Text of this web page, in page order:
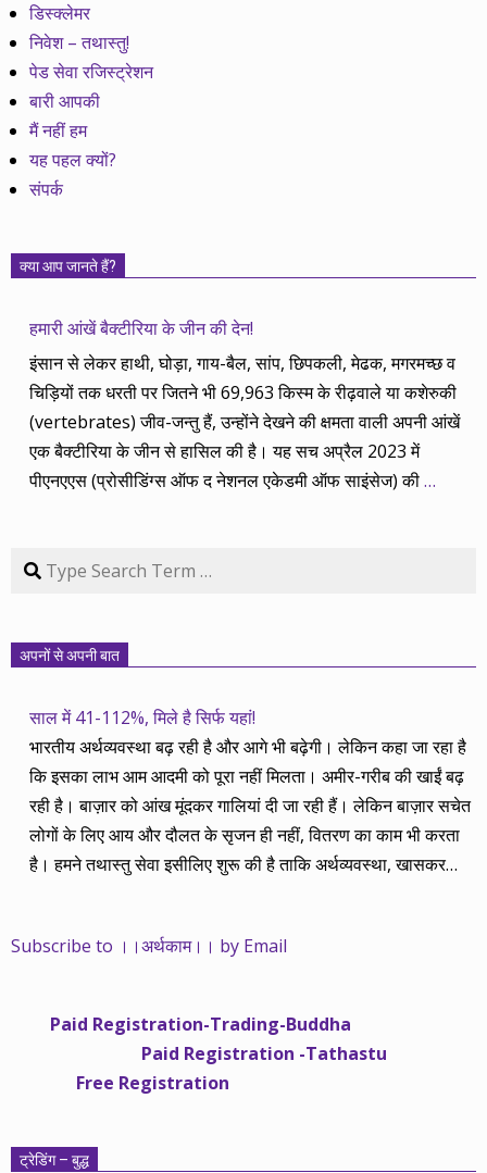
डिस्क्लेमर
निवेश – तथास्तु!
पेड सेवा रजिस्ट्रेशन
बारी आपकी
मैं नहीं हम
यह पहल क्यों?
संपर्क
क्या आप जानते हैं?
हमारी आंखें बैक्टीरिया के जीन की देन!
इंसान से लेकर हाथी, घोड़ा, गाय-बैल, सांप, छिपकली, मेढक, मगरमच्छ व
चिड़ियों तक धरती पर जितने भी 69,963 किस्म के रीढ़वाले या कशेरुकी
(vertebrates) जीव-जन्तु हैं, उन्होंने देखने की क्षमता वाली अपनी आंखें
एक बैक्टीरिया के जीन से हासिल की है। यह सच अप्रैल 2023 में
पीएनएएस (प्रोसीडिंग्स ऑफ द नेशनल एकेडमी ऑफ साइंसेज) की…
Search
अपनों से अपनी बात
साल में 41-112%, मिले है सिर्फ यहां!
भारतीय अर्थव्यवस्था बढ़ रही है और आगे भी बढ़ेगी। लेकिन कहा जा रहा है
कि इसका लाभ आम आदमी को पूरा नहीं मिलता। अमीर-गरीब की खाईं बढ़
रही है। बाज़ार को आंख मूंदकर गालियां दी जा रही हैं। लेकिन बाज़ार सचेत
लोगों के लिए आय और दौलत के सृजन ही नहीं, वितरण का काम भी करता
है। हमने तथास्तु सेवा इसीलिए शुरू की है ताकि अर्थव्यवस्था, खासकर
महंगाई की दर 10 प्रतिशत से ऊपर रहती है। वे भागकर जाते हैं सोने और
नहीं आती। खुद उनके कितने काम आएगी, यह भी पक्का नहीं। जो पिछले
साढ़े चार सालों से अर्थकाम से जुड़े हैं, वे हमारी ईमानदारी और सत्यनिष्ठा से
भलीभांति वाकिफ हैं। शुरू में हम भी कच्चे थे तो बाज़ार के उस्तादों के जाल
में फंस गए। गलतियां कीं। लेकिन जैसे ही समझ में आया, खटाक से उनसे
मजबूत आधार और गहन रिसर्च के साथ। उसी का नतीजा है कि हमारी
Subscribe to ।।अर्थकाम।। by Email
Paid Registration-Trading-Buddha
Paid Registration -Tathastu
Free Registration
ट्रेडिंग – बुद्ध